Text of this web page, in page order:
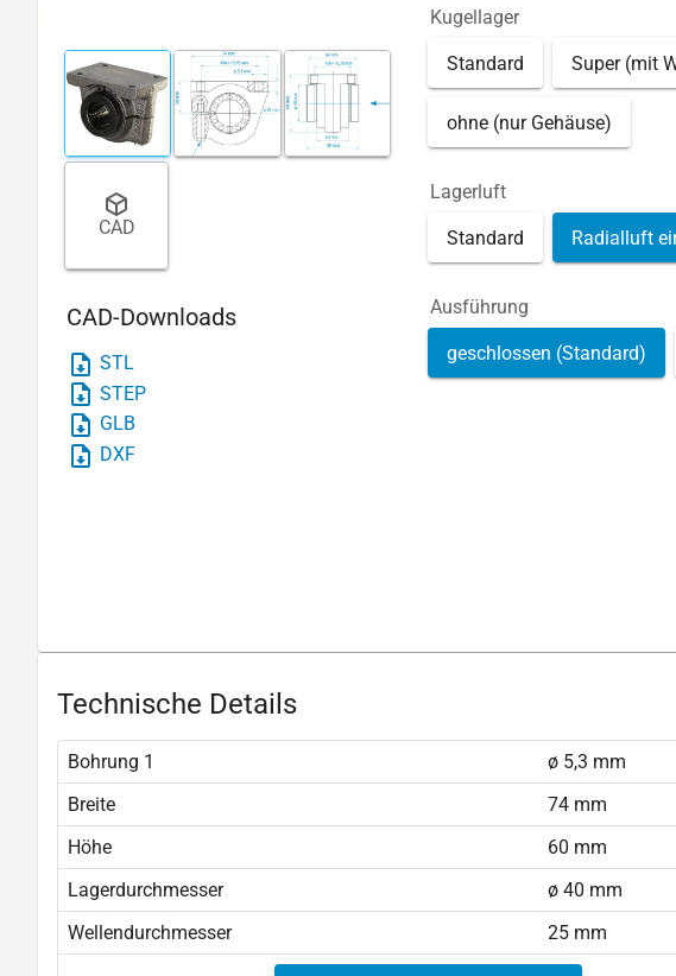
CAD
CAD-Downloads
STL
STEP
GLB
DXF
Kugellager
Standard Super (mit
ohne (nur Gehäuse)
Lagerluft
Standard Radialluft
Ausführung
geschlossen (Standard)
Technische Details
Bohrung 1
ø 5,3 mm
Breite
74 mm
Höhe
60 mm
Lagerdurchmesser
ø 40 mm
Wellendurchmesser
25 mm